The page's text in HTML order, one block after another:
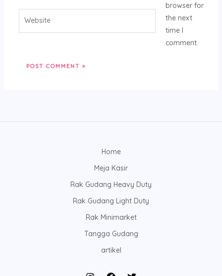
browser for
the next
time I
comment.
Home
Meja Kasir
Rak Gudang Heavy Duty
Rak Gudang Light Duty
Rak Minimarket
Tangga Gudang
artikel